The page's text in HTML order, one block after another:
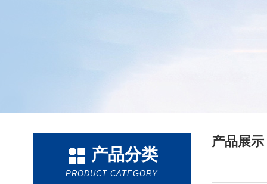
产品分类
PRODUCT CATEGORY
产品展示